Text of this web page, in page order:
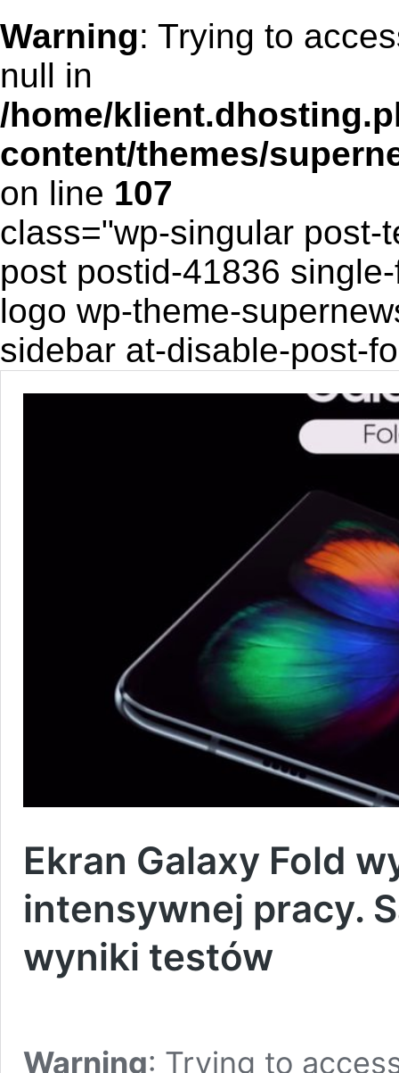
Warning: Trying to
null in
/home/
content/themes/
on line 107
class="wp-singular post-
post postid-41836
logo wp-theme-
sidebar at-disable-post-
Ekran Galaxy Fold
intensywnej pracy.
wyniki testów
Warning: Trying to